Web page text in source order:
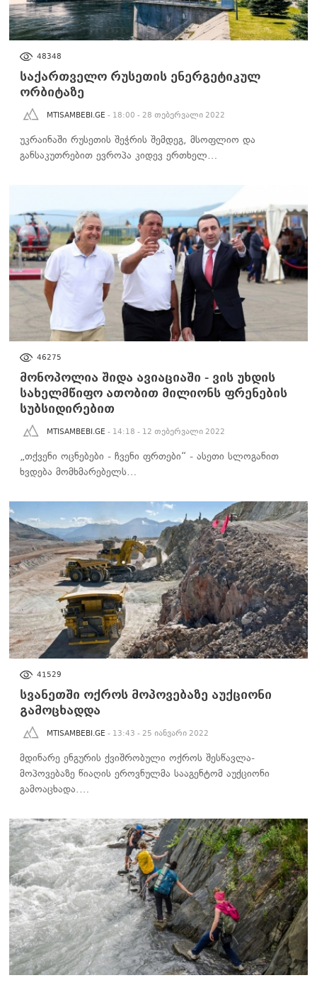
48348
საქართველო რუსეთის ენერგეტიკულ
ორბიტაზე
MTISAMBEBI.GE - 18:00 - 28 თებერვალი 2022
უკრაინაში რუსეთის შეჭრის შემდეგ, მსოფლიო და
განსაკუთრებით ევროპა კიდევ ერთხელ…
46275
მონოპოლია შიდა ავიაციაში - ვის უხდის
სახელმწიფო ათობით მილიონს ფრენების
სუბსიდირებით
MTISAMBEBI.GE - 14:18 - 12 თებერვალი 2022
„თქვენი ოცნებები - ჩვენი ფრთები“ - ასეთი სლოგანით
ხვდება მომხმარებელს…
41529
სვანეთში ოქროს მოპოვებაზე აუქციონი
გამოცხადდა
MTISAMBEBI.GE - 13:43 - 25 იანვარი 2022
მდინარე ენგურის ქვიშრობული ოქროს შესწავლა-
მოპოვებაზე წიაღის ეროვნულმა სააგენტომ აუქციონი
გამოაცხადა.…